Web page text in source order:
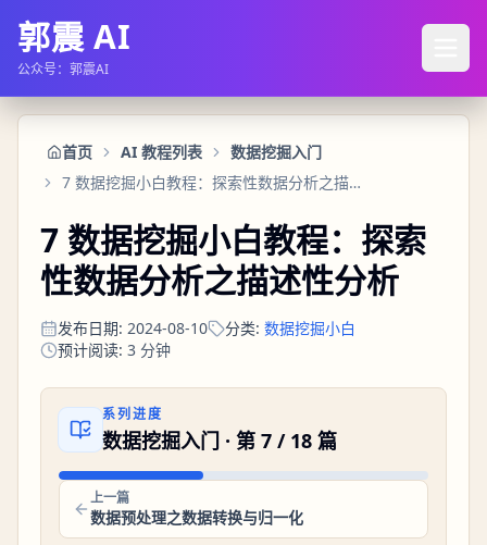
郭震 AI
公众号：郭震AI
首页 AI 教程列表
数据挖掘入门
7 数据挖掘小白教程：探索性数据分析之描述性分析
7 数据挖掘小白教程：探索
性数据分析之描述性分析
发布日期: 2024-08-10 分类: 数据挖掘小白
预计阅读: 3 分钟
系列进度
数据挖掘入门 · 第 7 / 18 篇
上一篇
数据预处理之数据转换与归一化